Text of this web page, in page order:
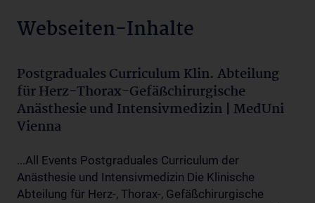
Webseiten-Inhalte
Postgraduales Curriculum Klin. Abteilung
für Herz-Thorax-Gefäßchirurgische
Anästhesie und Intensivmedizin | MedUni
Vienna
...All Events Postgraduales Curriculum der
Anästhesie und Intensivmedizin Die Klinische
Abteilung für Herz-, Thorax-, Gefäßchirurgische